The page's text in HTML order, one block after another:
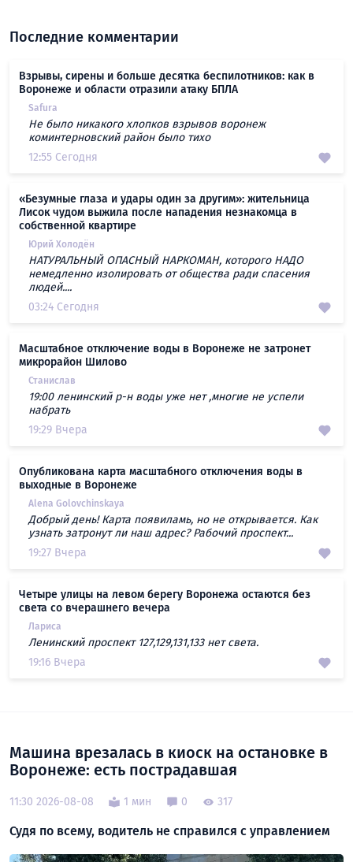
Последние комментарии
Взрывы, сирены и больше десятка беспилотников: как в
Воронеже и области отразили атаку БПЛА
Safura
Не было никакого хлопков взрывов воронеж
коминтерновский район было тихо
12:55 Сегодня
«Безумные глаза и удары один за другим»: жительница
Лисок чудом выжила после нападения незнакомца в
собственной квартире
Юрий Холодён
НАТУРАЛЬНЫЙ ОПАСНЫЙ НАРКОМАН, которого НАДО
немедленно изолировать от общества ради спасения
людей....
03:24 Сегодня
Масштабное отключение воды в Воронеже не затронет
микрорайон Шилово
Станислав
19:00 ленинский р-н воды уже нет ,многие не успели
набрать
19:29 Вчера
Опубликована карта масштабного отключения воды в
выходные в Воронеже
Alena Golovchinskaya
Добрый день! Карта появиламь, но не открывается. Как
узнать затронут ли наш адрес? Рабочий проспект...
19:27 Вчера
Четыре улицы на левом берегу Воронежа остаются без
света со вчерашнего вечера
Лариса
Ленинский проспект 127,129,131,133 нет света.
19:16 Вчера
Машина врезалась в киоск на остановке в
Воронеже: есть пострадавшая
11:30 2026-08-08 1 мин 0 317
Судя по всему, водитель не справился с управлением